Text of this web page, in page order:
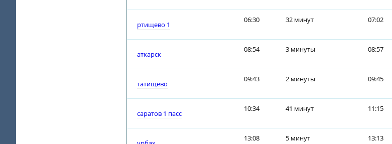
ртищево 1
06:30 32 минут 07:02
аткарск
08:54 3 минуты 08:57
татищево
09:43 2 минуты 09:45
саратов 1 пасс
10:34 41 минут 11:15
13:08 5 минут 13:13